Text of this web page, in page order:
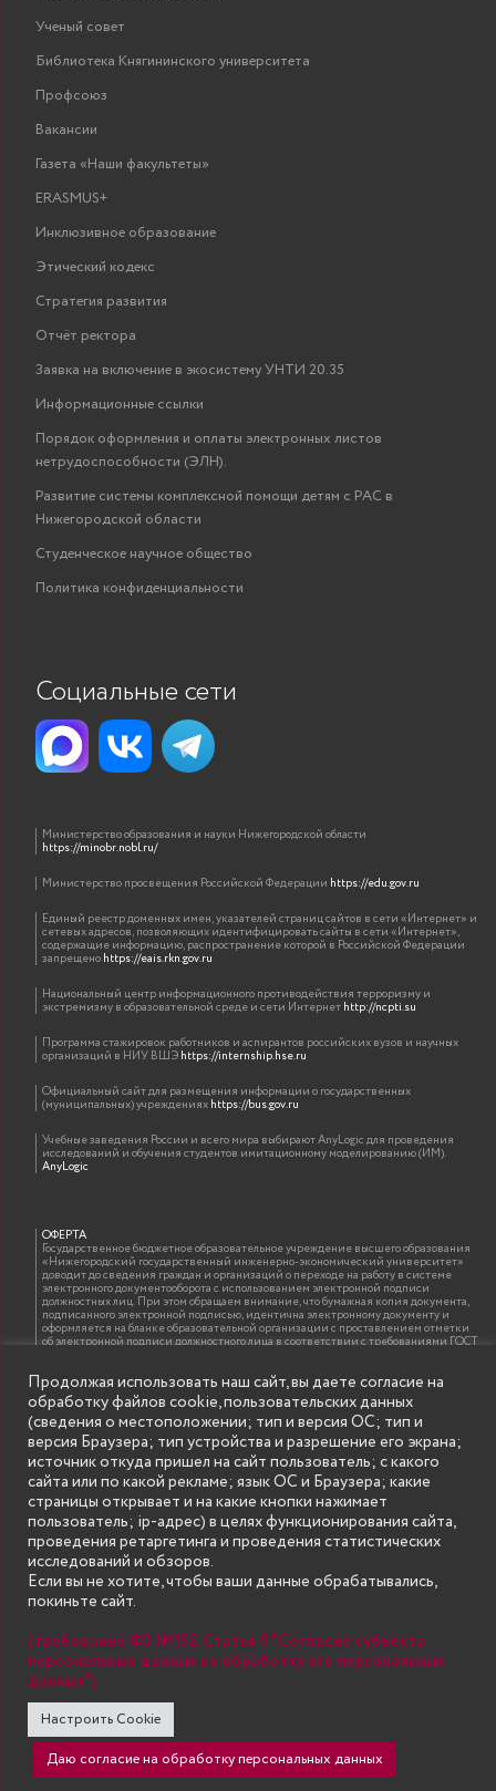
Ученый совет
Библиотека Княгининского университета
Профсоюз
Вакансии
Газета «Наши факультеты»
ERASMUS+
Инклюзивное образование
Этический кодекс
Стратегия развития
Отчёт ректора
Заявка на включение в экосистему УНТИ 20.35
Информационные ссылки
Порядок оформления и оплаты электронных листов
нетрудоспособности (ЭЛН).
Развитие системы комплексной помощи детям с РАС в
Нижегородской области
Студенческое научное общество
Политика конфиденциальности
Социальные сети
Министерство образования и науки Нижегородской области
https://minobr.nobl.ru/
Министерство просвещения Российской Федерации https://edu.gov.ru
Единый реестр доменных имен, указателей страниц сайтов в сети «Интернет» и
сетевых адресов, позволяющих идентифицировать сайты в сети «Интернет»,
содержащие информацию, распространение которой в Российской Федерации
запрещеноhttps://eais.rkn.gov.ru
Национальный центр информационного противодействия терроризму и
экстремизму в образовательной среде и сети Интернетhttp://ncpti.su
Программа стажировок работников и аспирантов российских вузов и научных
организаций в НИУ ВШЭhttps://internship.hse.ru
Официальный сайт для размещения информации о государственных
(муниципальных) учрежденияхhttps://bus.gov.ru
Учебные заведения России и всего мира выбирают AnyLogic для проведения
исследований и обучения студентов имитационному моделированию (ИМ).
AnyLogic
ОФЕРТА
Государственное бюджетное образовательное учреждение высшего образования
«Нижегородский государственный инженерно-экономический университет»
доводит до сведения граждан и организаций о переходе на работу в системе
электронного документооборота с использованием электронной подписи
должностных лиц. При этом обращаем внимание, что бумажная копия документа,
подписанного электронной подписью, идентична электронному документу и
оформляется на бланке образовательной организации с проставлением отметки
об электронной подписи должностного лица в соответствии с требованиями ГОСТ
ИНФОРМАЦИЯ ДЛЯ ПРАВООБЛАДАТЕЛЕЙ
Все права на аудио и видео материалы, представленные на нашем сайте
принадлежат их законным владельцам и предназначены только для ознакомления.
Наличие материалов на сайте никаким образом не претендует на обозначение
нашего авторского права на данные материалы. Авторы не несут ответственности
за возможные последствия использования их в целях, запрещенных Уголовным
Кодексом Российской Федерации. Если вы соглашаетесь с указанными
условиями, то можете приступить к просмотру материалов. Иначе вы должны
немедленно покинуть сайт. Все материалы, размещенные на сайте, взяты с
открытых (общедоступных) источников. Если Вы являетесь правообладателем
какого-либо материала, размещённого на этом сайте, и не хотели бы чтобы данная
информация распространялась без Вашего на то согласия, то мы будем рады
оказать Вам содействие, удалив соответствующие страницы. Для этого достаточно,
чтобы вы прислали нам письмо (в электронном виде) с E-mail официального
страницы сайта, которые необходимо удалить.
SECONDARY
MENU
© Государственное бюджетное образовательное учреждение
высшего образования "Нижегородский государственный инженерно-
экономический университет" (Княгининский университет) 2002 - 2026
Продолжая использовать наш сайт, вы даете согласие на
обработку файлов cookie, пользовательских данных
(сведения о местоположении; тип и версия ОС; тип и
версия Браузера; тип устройства и разрешение его экрана;
источник откуда пришел на сайт пользователь; с какого
сайта или по какой рекламе; язык ОС и Браузера; какие
страницы открывает и на какие кнопки нажимает
пользователь; ip-адрес) в целях функционирования сайта,
проведения ретаргетинга и проведения статистических
исследований и обзоров.
Если вы не хотите, чтобы ваши данные обрабатывались,
покиньте сайт.
(требование ФЗ №152. Статья 9 "Согласие субъекта
персональных данных на обработку его персональных
данных")
Настроить Cookie
Даю согласие на обработку персональных данных